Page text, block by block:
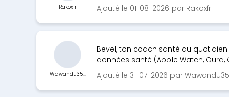
Ajouté le 01-08-2026 par Rakoxfr
Rakoxfr
Bevel, ton coach santé au
données santé (Apple Watch, Oura,
Ajouté le 31-07-2026 par Wawandu35
Wawandu35...